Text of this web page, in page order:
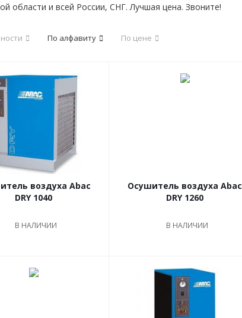
области и всей России, СНГ. Лучшая цена. Звоните!
По алфавиту По цене
воздуха Abac
DRY 1040
В НАЛИЧИИ
Осушитель воздуха Abac
DRY 1260
В НАЛИЧИИ